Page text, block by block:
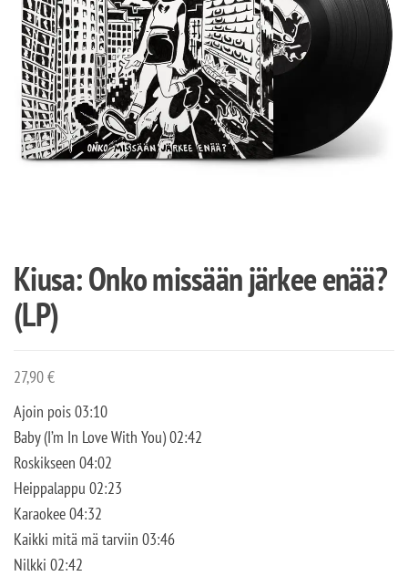
Kiusa: Onko missään järkee enää?
(LP)
27,90€
Ajoin pois 03:10
Baby (I’m In Love With You) 02:42
Roskikseen 04:02
Heippalappu 02:23
Karaokee 04:32
Kaikki mitä mä tarviin 03:46
Nilkki 02:42